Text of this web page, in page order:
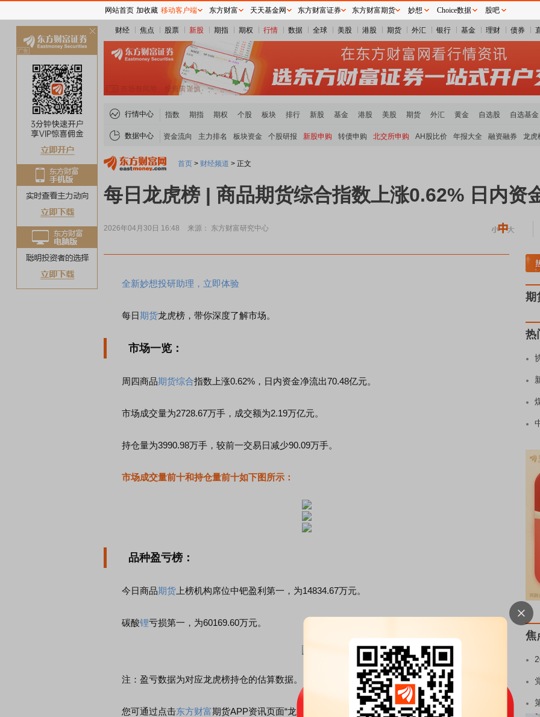
财经 焦点 股票 新股 期指 期权 行情 数据 全球 美股 港股 期货 外汇 银行 基金 理财 债券
行情中心 指数 期指 期权 个股 板块 排行 新股 基金 港股 美股 期货 外汇 黄金 自选股 自选基金
数据中心 资金流向 主力排名 板块资金 个股研报 新股申购 转债申购 北交所申购 AH股比价 年报大全 融资融券 龙虎
首页 > 财经频道 > 正文
每日龙虎榜 | 商品期货综合指数上涨0.62% 日内资
2026年04月30日 16:48 来源： 东方财富研究中心
全新妙想投研助理，立即体验
每日期货龙虎榜，带你深度了解市场。
市场一览：
周四商品期货综合指数上涨0.62%，日内资金净流出70.48亿元。
市场成交量为2728.67万手，成交额为2.19万亿元。
持仓量为3990.98万手，较前一交易日减少90.09万手。
市场成交量前十和持仓量前十如下图所示：
品种盈亏榜：
今日商品期货 上榜机构席位中钯盈利第一，为14834.67万元。
碳酸锂亏损第一，为60169.60万元。
注：盈亏数据为对应龙虎榜持仓的估算数据。
您可通过点击东方财富期货APP资讯页面“龙虎榜”及 东方财富期货PC端左侧“龙虎榜”查看各类席位
A股估值分析全
期
热
焦
网站首页 加收藏 移动客户端 东方财富 天天基金网 东方财富证券 东方财富期货 妙想 Choice数据 股吧
关